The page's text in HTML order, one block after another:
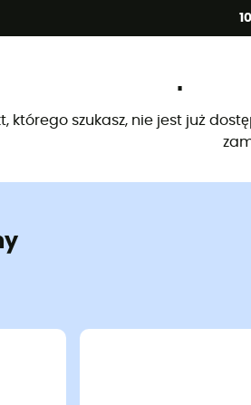
Letnie promocje 🔥 -5%
którego szukasz, nie jest już